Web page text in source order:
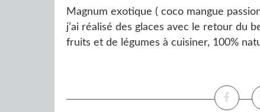
Magnum exotique ( coco mangue
j’ai réalisé des glaces avec le retour du
fruits et de légumes à cuisiner, 100%